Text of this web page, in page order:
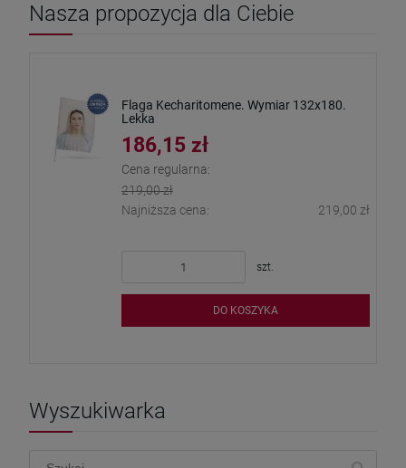
Nasza propozycja dla Ciebie
Flaga Kecharitomene. Wymiar 132x180.
Lekka
186,15 zł
Cena regularna:
219,00 zł
Najniższa cena:
219,00 zł
szt.
DO KOSZYKA
Wyszukiwarka